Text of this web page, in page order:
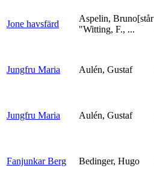
Jone havsfärd
Aspelin, Bruno[står
"Witting, F., ...
Jungfru Maria Aulén, Gustaf
Jungfru Maria Aulén, Gustaf
Fanjunkar Berg Bedinger, Hugo